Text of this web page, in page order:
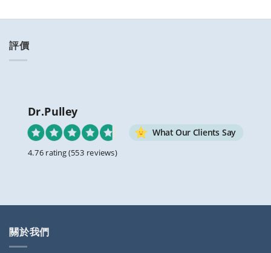
中
評價
Dr.Pulley
What Our Clients Say
4.76 rating(553 reviews)
關於我們